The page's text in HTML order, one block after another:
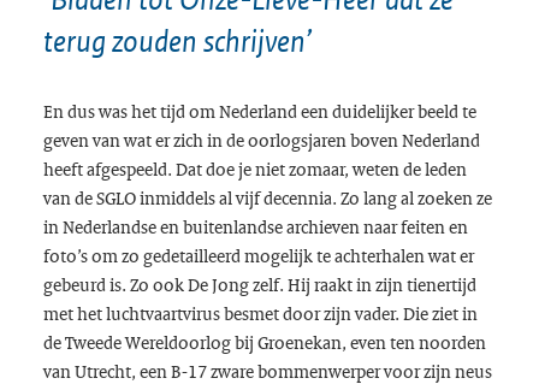
terug zouden schrijven’
En dus was het tijd om Nederland een duidelijker beeld te
geven van wat er zich in de oorlogsjaren boven Nederland
heeft afgespeeld. Dat doe je niet zomaar, weten de leden
van de SGLO inmiddels al vijf decennia. Zo lang al zoeken ze
in Nederlandse en buitenlandse archieven naar feiten en
foto’s om zo gedetailleerd mogelijk te achterhalen wat er
gebeurd is. Zo ook De Jong zelf. Hij raakt in zijn tienertijd
met het luchtvaartvirus besmet door zijn vader. Die ziet in
de Tweede Wereldoorlog bij Groenekan, even ten noorden
van Utrecht, een B-17 zware bommenwerper voor zijn neus